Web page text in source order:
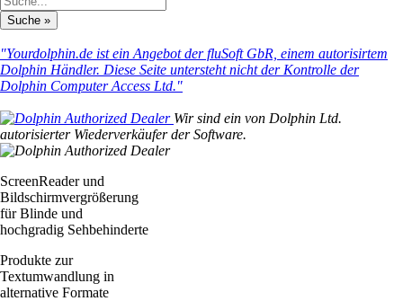
"Yourdolphin.de ist ein Angebot der fluSoft GbR, einem autorisirtem
Dolphin Händler. Diese Seite untersteht nicht der Kontrolle der
Dolphin Computer Access Ltd."
Wir sind ein von Dolphin Ltd.
autorisierter Wiederverkäufer der Software.
ScreenReader und
Bildschirmvergrößerung
für Blinde und
hochgradig Sehbehinderte
Produkte zur
Textumwandlung in
alternative Formate